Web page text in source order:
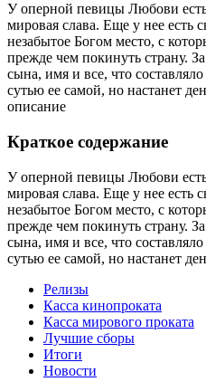
У оперной певицы Любови есть
мировая слава. Еще у нее есть
незабытое Богом место, с
прежде чем покинуть страну.
сына, имя и все, что
сутью ее самой, но настанет
описание
Краткое содержание
У оперной певицы Любови есть
мировая слава. Еще у нее есть
незабытое Богом место, с
прежде чем покинуть страну.
сына, имя и все, что
сутью ее самой, но настанет
Релизы
Касса кинопроката
Касса мирового проката
Лучшие сборы
Итоги
Новости